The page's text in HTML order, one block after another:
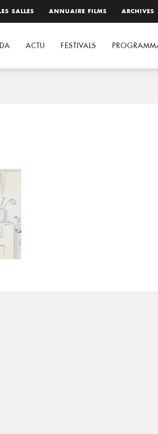
SALLES ANNUAIRE FILMS ARCHIVES
ACTU FESTIVALS